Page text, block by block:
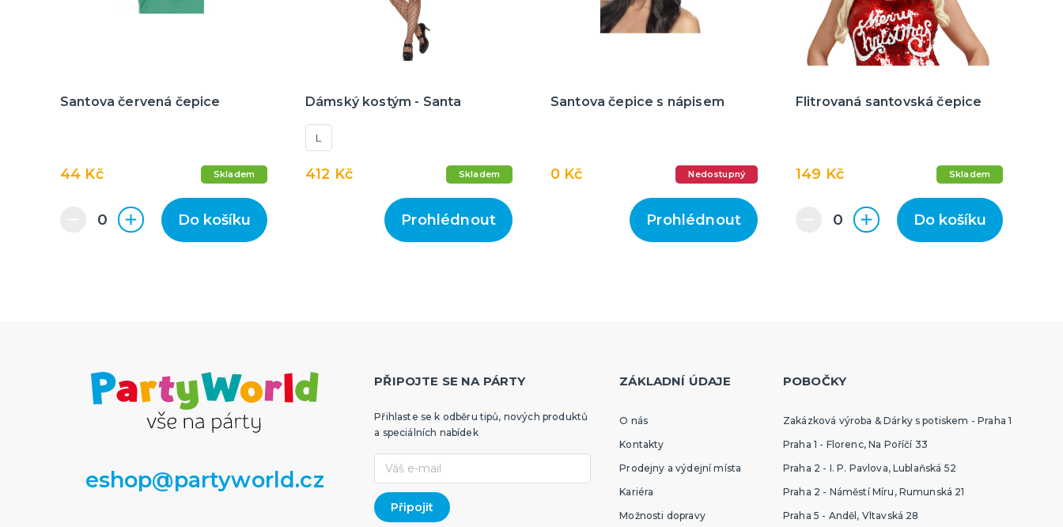
Santova červená čepice
44 Kč Skladem
Do košíku
Dámský kostým - Santa
L
412 Kč Skladem
Prohlédnout
Santova čepice s nápisem
0 Kč Nedostupný
Prohlédnout
Flitrovaná santovská čepice
149 Kč Skladem
Do košíku
eshop@partyworld.cz
PŘIPOJTE SE NA PÁRTY
Přihlaste se k odběru tipů, nových produktů
a speciálních nabídek
ZÁKLADNÍ ÚDAJE
O nás
Kontakty
Prodejny a výdejní místa
Kariéra
Možnosti dopravy
POBOČKY
Zakázková výroba & Dárky s potiskem - Praha 1
Praha 1 - Florenc, Na Poříčí 33
Praha 2 - I. P. Pavlova, Lublaňská 52
Praha 2 - Náměstí Míru, Rumunská 21
Praha 5 - Anděl, Vltavská 28